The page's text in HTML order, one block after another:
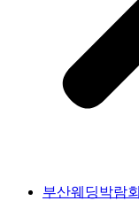
부산웨딩박람회